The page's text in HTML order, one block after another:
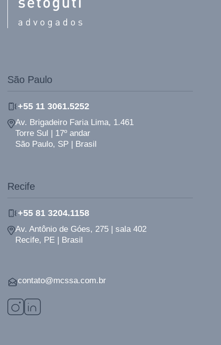
São Paulo
+55 11 3061.5252
Av. Brigadeiro Faria Lima, 1.461
Torre Sul | 17º andar
São Paulo, SP | Brasil
Recife
+55 81 3204.1158
Av. Antônio de Góes, 275 | sala 402
Recife, PE | Brasil
contato@mcssa.com.br